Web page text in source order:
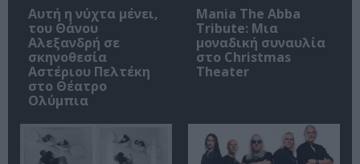
Αυτή η νύχτα μένει,
του Θάνου
Αλεξανδρή σε
σκηνοθεσία
Αστέριου Πελτέκη
στο Θέατρο
Ολύμπια
Mania The Abba
Tribute: Μια
μοναδική συναυλία
στο Christmas
Theater